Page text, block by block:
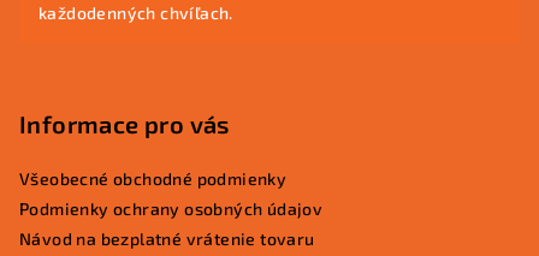
každodenných chvíľach.
Informace pro vás
Všeobecné obchodné podmienky
Podmienky ochrany osobných údajov
Návod na bezplatné vrátenie tovaru